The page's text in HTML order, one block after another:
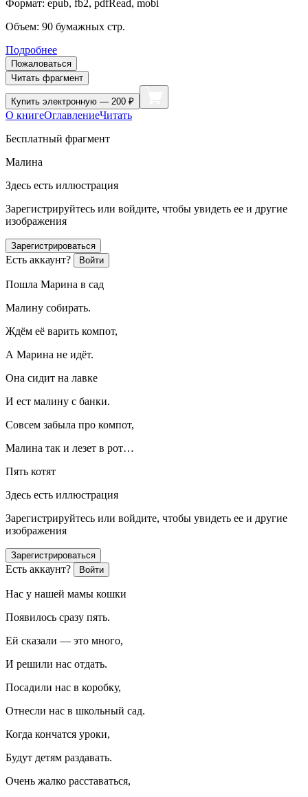
Формат: epub, fb2, pdfRead, mobi
Объем: 90 бумажных стр.
Подробнее
Пожаловаться
Читать фрагмент
Купить электронную — 200 ₽
О книгеОглавлениеЧитать
Бесплатный фрагмент
Малина
Здесь есть иллюстрация
Зарегистрируйтесь или войдите, чтобы увидеть ее и другие
изображения
Зарегистрироваться
Есть аккаунт? Войти
Пошла Марина в сад
Малину собирать.
Ждём её варить компот,
А Марина не идёт.
Она сидит на лавке
И ест малину с банки.
Совсем забыла про компот,
Малина так и лезет в рот…
Пять котят
Здесь есть иллюстрация
Зарегистрируйтесь или войдите, чтобы увидеть ее и другие
изображения
Зарегистрироваться
Есть аккаунт? Войти
Нас у нашей мамы кошки
Появилось сразу пять.
Ей сказали — это много,
И решили нас отдать.
Посадили нас в коробку,
Отнесли нас в школьный сад.
Когда кончатся уроки,
Будут детям раздавать.
Очень жалко расставаться,